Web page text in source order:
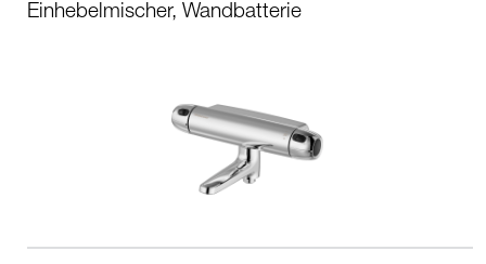
Einhebelmischer, Wandbatterie